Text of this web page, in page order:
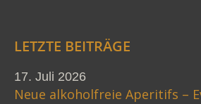
LETZTE BEITRÄGE
17. Juli 2026
Neue alkoholfreie Aperitifs –